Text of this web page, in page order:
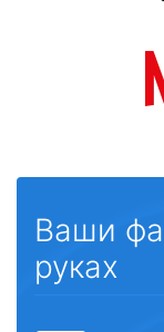
Ваши
руках